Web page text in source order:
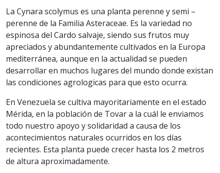
La Cynara scolymus es una planta perenne y semi –
perenne de la Familia Asteraceae. Es la variedad no
espinosa del Cardo salvaje, siendo sus frutos muy
apreciados y abundantemente cultivados en la Europa
mediterránea, aunque en la actualidad se pueden
desarrollar en muchos lugares del mundo donde existan
las condiciones agrologicas para que esto ocurra.
En Venezuela se cultiva mayoritariamente en el estado
Mérida, en la población de Tovar a la cuál le enviamos
todo nuestro apoyo y solidaridad a causa de los
acontecimientos naturales ocurridos en los días
recientes. Esta planta puede crecer hasta los 2 metros
de altura aproximadamente.